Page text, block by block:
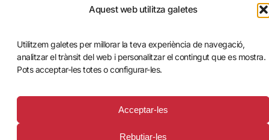
Aquest web utilitza galetes
Utilitzem galetes per millorar la teva experiència de navegació,
analitzar el trànsit del web i personalitzar el contingut que es mostra.
Pots acceptar-les totes o configurar-les.
Acceptar-les
Rebutjar-les
Agenda
App Santa Cristina d’Aro